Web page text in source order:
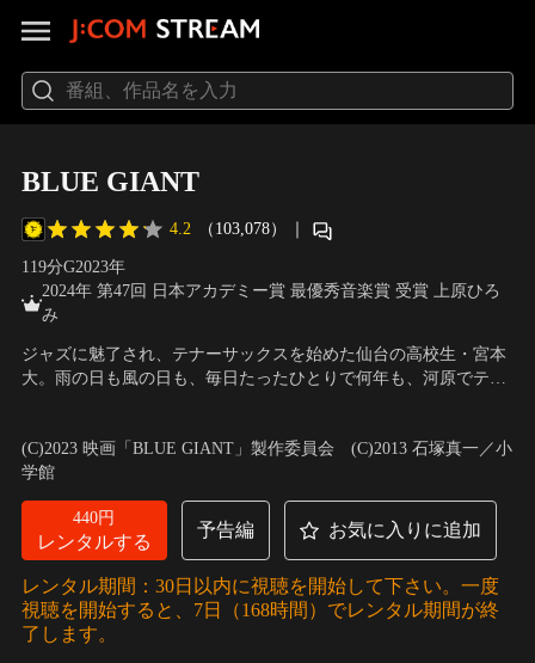
BLUE GIANT
4.2 （103,078） ｜
119分G2023年
2024年 第47回 日本アカデミー賞 最優秀音楽賞 受賞 上原ひろ
み
ジャズに魅了され、テナーサックスを始めた仙台の高校生・宮本
大。雨の日も風の日も、毎日たったひとりで何年も、河原でテナ
訪れたライブハウスで同世代の凄腕ピアニスト・沢辺雪祈と出会
う。「組もう。」大は雪祈をバンドに誘う。
(C)2023 映画「BLUE GIANT」製作委員会 (C)2013 石塚真一／小
学館
440円
レンタルする
予告編 お気に入りに追加
レンタル期間：30日以内に視聴を開始して下さい。一度
視聴を開始すると、7日（168時間）でレンタル期間が終
了します。